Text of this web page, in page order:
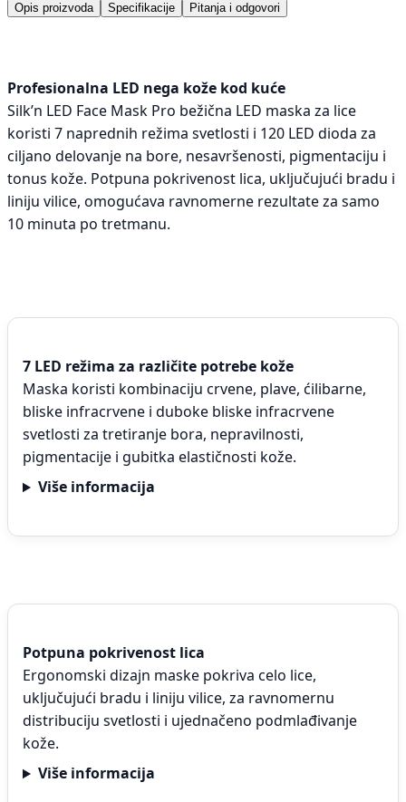
Opis proizvoda Specifikacije Pitanja i odgovori
Profesionalna LED nega kože kod kuće
Silk’n LED Face Mask Pro bežična LED maska za lice
koristi 7 naprednih režima svetlosti i 120 LED dioda za
ciljano delovanje na bore, nesavršenosti, pigmentaciju i
tonus kože. Potpuna pokrivenost lica, uključujući bradu i
liniju vilice, omogućava ravnomerne rezultate za samo
10 minuta po tretmanu.
7 LED režima za različite potrebe kože
Maska koristi kombinaciju crvene, plave, ćilibarne,
bliske infracrvene i duboke bliske infracrvene
svetlosti za tretiranje bora, nepravilnosti,
pigmentacije i gubitka elastičnosti kože.
Više informacija
Potpuna pokrivenost lica
Ergonomski dizajn maske pokriva celo lice,
uključujući bradu i liniju vilice, za ravnomernu
distribuciju svetlosti i ujednačeno podmlađivanje
kože.
Više informacija